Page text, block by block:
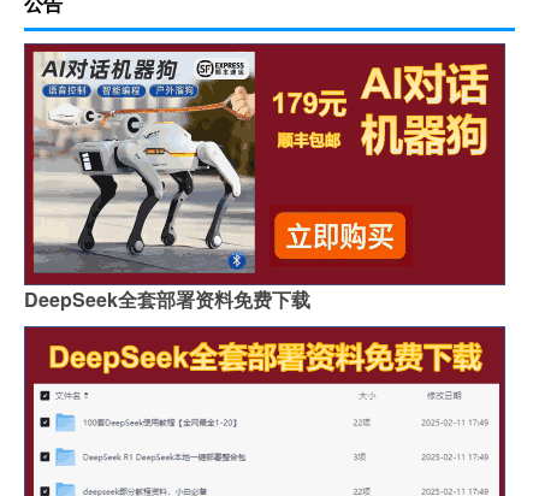
DeepSeek全套部署资料免费下载